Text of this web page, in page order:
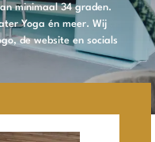
minimaal 34 graden.
Yoga én meer. Wij
de website en socials